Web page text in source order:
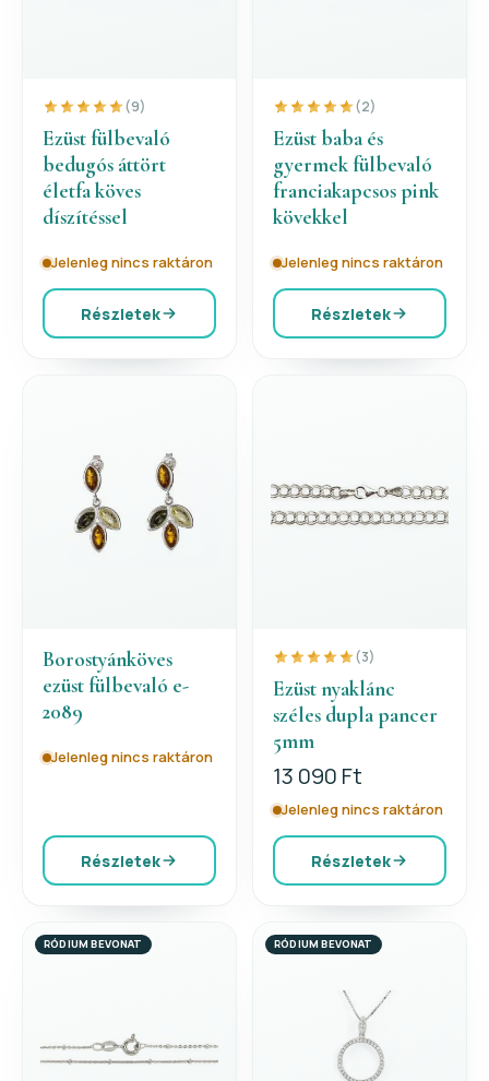
(9)
Ezüst fülbevaló
bedugós áttört
életfa köves
díszítéssel
Jelenleg nincs raktáron
Részletek
(2)
Ezüst baba és
gyermek fülbevaló
franciakapcsos pink
kövekkel
Jelenleg nincs raktáron
Részletek
Borostyánköves
ezüst fülbevaló e-
2089
Jelenleg nincs raktáron
Részletek
(3)
Ezüst nyaklánc
széles dupla pancer
5mm
13 090 Ft
Jelenleg nincs raktáron
Részletek
RÓDIUM BEVONAT RÓDIUM BEVONAT